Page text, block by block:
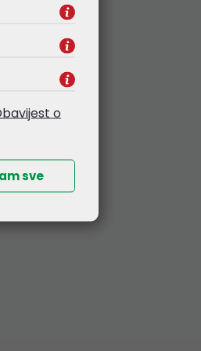
dostava
o
sve